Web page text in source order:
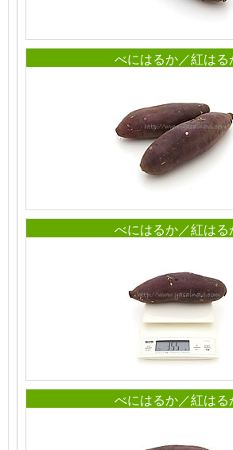
べにはるか／紅はる
べにはるか／紅はる
べにはるか／紅はる